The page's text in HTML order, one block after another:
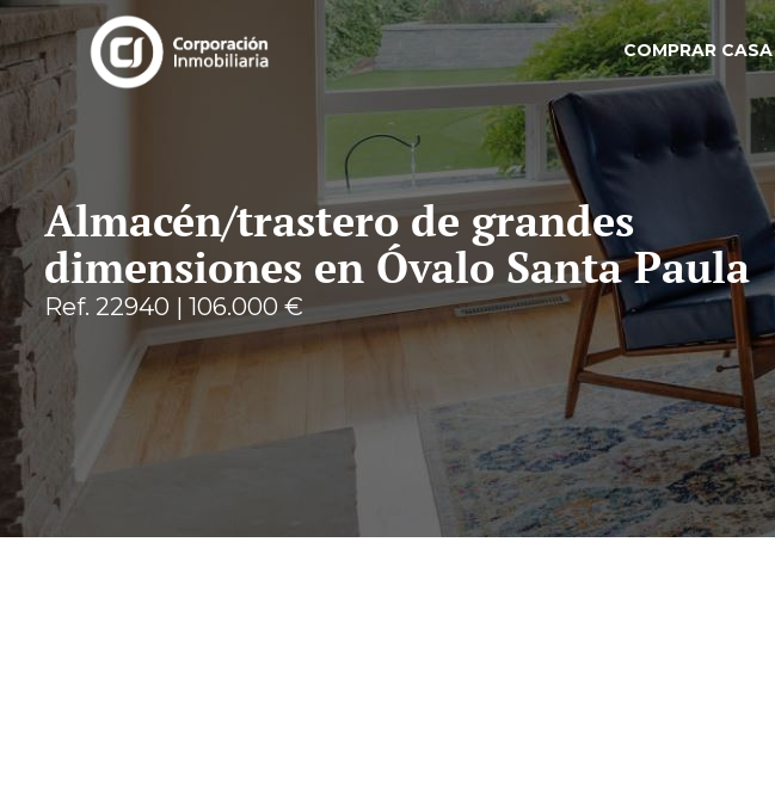
COMPRAR CASA
Almacén/trastero de grandes
dimensiones en Óvalo Santa Paula
Ref. 22940 | 106.000 €